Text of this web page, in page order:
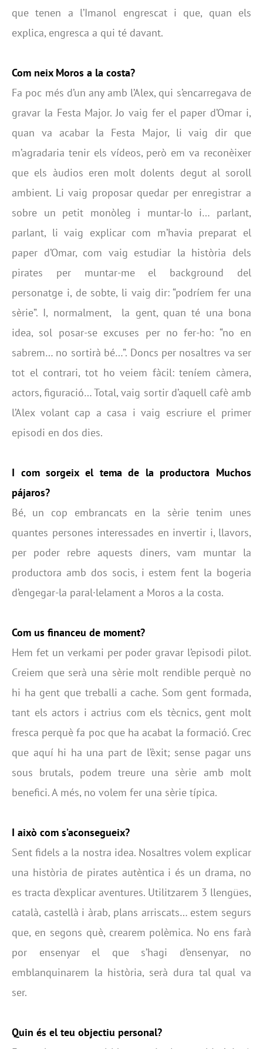
que tenen a l’Imanol engrescat i que, quan els
explica, engresca a qui té davant.
Com neix Moros a la costa?
Fa poc més d’un any amb l’Alex, qui s’encarregava de
gravar la Festa Major. Jo vaig fer el paper d’Omar i,
quan va acabar la Festa Major, li vaig dir que
m’agradaria tenir els vídeos, però em va reconèixer
que els àudios eren molt dolents degut al soroll
ambient. Li vaig proposar quedar per enregistrar a
sobre un petit monòleg i muntar-lo i… parlant,
parlant, li vaig explicar com m’havia preparat el
paper d’Omar, com vaig estudiar la història dels
pirates per muntar-me el background del
personatge i, de sobte, li vaig dir: “podríem fer una
sèrie”. I, normalment, la gent, quan té una bona
idea, sol posar-se excuses per no fer-ho: “no en
sabrem… no sortirà bé…”. Doncs per nosaltres va ser
tot el contrari, tot ho veiem fàcil: teníem càmera,
actors, figuració… Total, vaig sortir d’aquell cafè amb
l’Alex volant cap a casa i vaig escriure el primer
episodi en dos dies.
I com sorgeix el tema de la productora Muchos
pájaros?
Bé, un cop embrancats en la sèrie tenim unes
quantes persones interessades en invertir i, llavors,
per poder rebre aquests diners, vam muntar la
productora amb dos socis, i estem fent la bogeria
d’engegar-la paral·lelament a Moros a la costa.
Com us financeu de moment?
Hem fet un verkami per poder gravar l’episodi pilot.
Creiem que serà una sèrie molt rendible perquè no
hi ha gent que treballi a cache. Som gent formada,
tant els actors i actrius com els tècnics, gent molt
fresca perquè fa poc que ha acabat la formació. Crec
que aquí hi ha una part de l’èxit; sense pagar uns
sous brutals, podem treure una sèrie amb molt
benefici. A més, no volem fer una sèrie típica.
I això com s’aconsegueix?
Sent fidels a la nostra idea. Nosaltres volem explicar
una història de pirates autèntica i és un drama, no
es tracta d’explicar aventures. Utilitzarem 3 llengües,
català, castellà i àrab, plans arriscats… estem segurs
que, en segons què, crearem polèmica. No ens farà
por ensenyar el que s’hagi d’ensenyar, no
emblanquinarem la història, serà dura tal qual va
ser.
Quin és el teu objectiu personal?